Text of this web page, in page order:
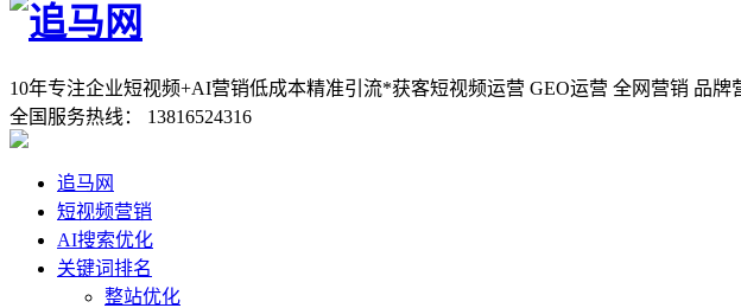
10年专注企业短视频+AI营销低成本精准引流*获客短视频运营 GEO运营 全网营销 品牌
全国服务热线： 13816524316
追马网
短视频营销
AI搜索优化
关键词排名
整站优化